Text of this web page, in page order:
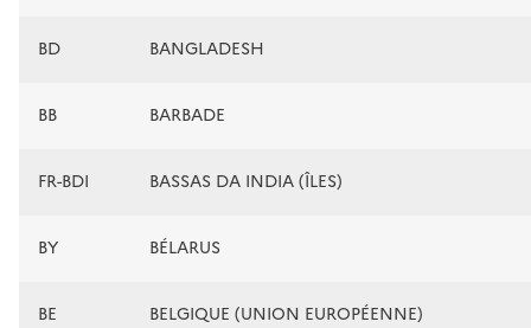
BD BANGLADESH
BB BARBADE
FR-BDI BASSAS DA INDIA (ÎLES)
BY BÉLARUS
BE BELGIQUE (UNION EUROPÉENNE)